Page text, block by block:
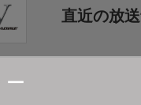
ー
直近の放